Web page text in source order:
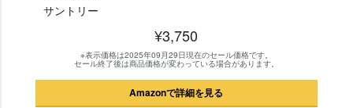
サントリー
¥3,750
※表示価格は2025年09月29日現在のセール価格です。
セール終了後は商品価格が変わっている場合があります。
Amazonで詳細を見る